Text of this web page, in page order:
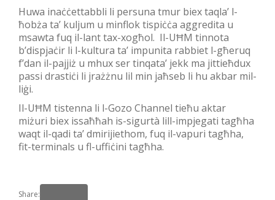
Huwa inaċċettabbli li persuna tmur biex taqla’ l-
ħobża ta’ kuljum u minflok tispiċċa aggredita u
msawta fuq il-lant tax-xogħol. Il-UĦM tinnota
b’dispjaċir li l-kultura ta’ impunita rabbiet l-għeruq
f’dan il-pajjiż u mhux ser tinqata’ jekk ma jittieħdux
passi drastiċi li jrażżnu lil min jaħseb li hu akbar mil-
liġi.
Il-UĦM tistenna li l-Gozo Channel tieħu aktar
miżuri biex issaħħah is-sigurtà lill-impjegati tagħha
waqt il-qadi ta’ dmirijiethom, fuq il-vapuri tagħha,
fit-terminals u fl-uffiċini tagħha.
Share: